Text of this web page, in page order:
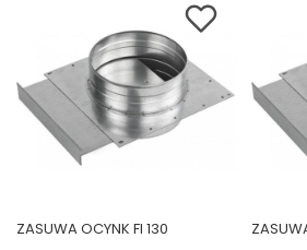
ZASUWA OCYNK FI 130